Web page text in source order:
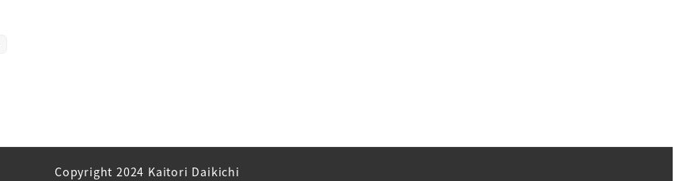
Copyright 2024 Kaitori Daikichi